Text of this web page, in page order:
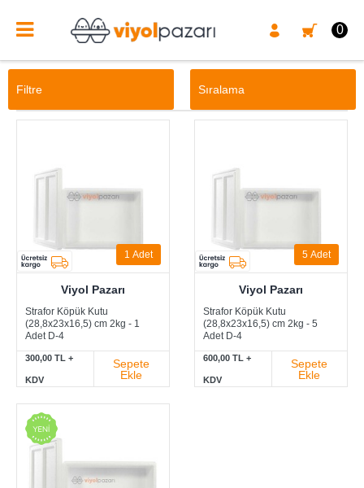
0
Filtre Sıralama
1 Adet
Viyol Pazarı
Strafor Köpük Kutu
(28,8x23x16,5) cm 2kg - 1
Adet D-4
300,00 TL +
KDV
Sepete
Ekle
5 Adet
Viyol Pazarı
Strafor Köpük Kutu
(28,8x23x16,5) cm 2kg - 5
Adet D-4
600,00 TL +
KDV
Sepete
Ekle